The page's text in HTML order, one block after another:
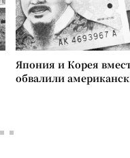
Япония и Корея
обвалили